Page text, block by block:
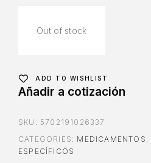
Out of stock
ADD TO WISHLIST
Añadir a cotización
SKU: 5702191026337
CATEGORIES: MEDICAMENTOS ,
ESPECÍFICOS